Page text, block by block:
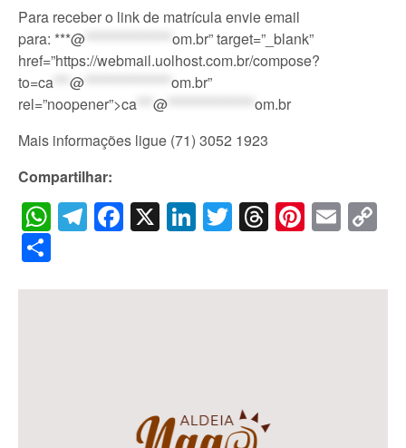
Para receber o link de matrícula envie email
para: ***@
om.br” target=”_blank”
href=”https://webmail.uolhost.com.br/compose?
to=ca @ om.br”
rel=”noopener”>ca @
om.br
Mais informações ligue (71) 3052 1923
Compartilhar:
WhatsApp
Telegram
Facebook
X LinkedIn
Twitter
Threads